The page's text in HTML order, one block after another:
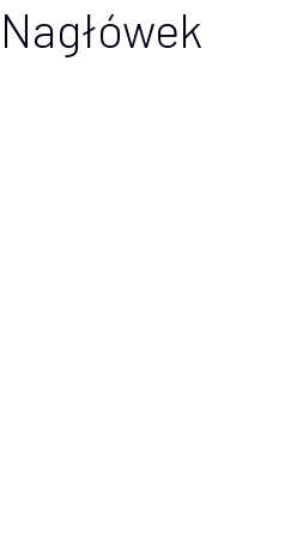
Nagłówek